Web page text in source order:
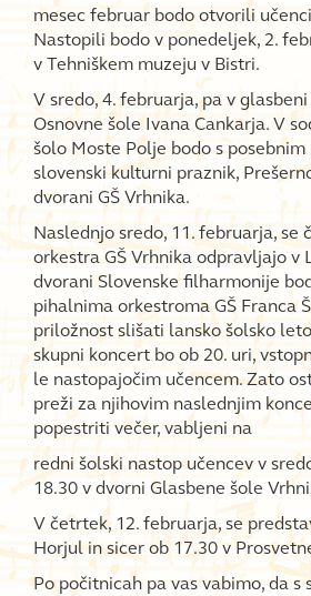
mesec februar bodo otvorili
Nastopili bodo v ponedeljek, 2.
v Tehniškem muzeju v Bistri.
V sredo, 4. februarja, pa v
Osnovne šole Ivana Cankarja. V
šolo Moste Polje bodo s
slovenski kulturni praznik,
dvorani GŠ Vrhnika.
Naslednjo sredo, 11. februarja, se
orkestra GŠ Vrhnika odpravljajo v
dvorani Slovenske filharmonije
pihalnima orkestroma GŠ Franca
priložnost slišati lansko šolsko
skupni koncert bo ob 20. uri,
le nastopajočim učencem. Zato
preži za njihovim naslednjim
popestriti večer, vabljeni na
redni šolski nastop učencev v
18.30 v dvorni Glasbene šole
V četrtek, 12. februarja, se
Horjul in sicer ob 17.30 v
Po počitnicah pa vas vabimo, da s